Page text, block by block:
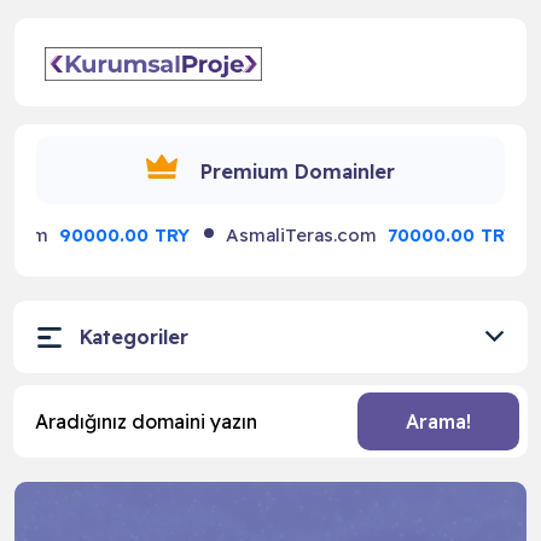
Premium Domainler
70000.00 TRY AtaMimari.com 70000.00 TRY
Kategoriler
Arama!